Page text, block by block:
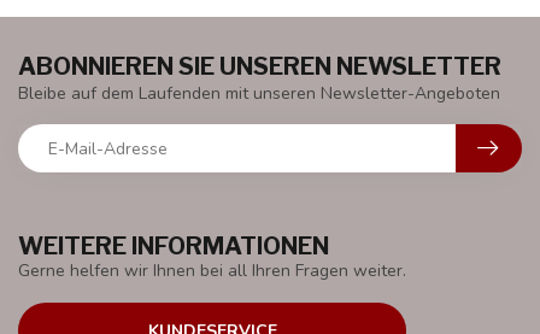
WEITERE INFORMATIONEN
Gerne helfen wir Ihnen bei all Ihren Fragen weiter.
ABONNIEREN SIE UNSEREN NEWSLETTER
Bleibe auf dem Laufenden mit unseren Newsletter-Angeboten